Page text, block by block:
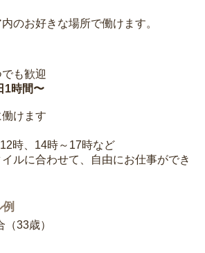
のお好きな場所で働けます。
も歓迎
1時間〜
けます
時、14時～17時など
ルに合わせて、自由にお仕事ができ
33歳）